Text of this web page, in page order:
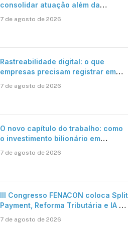
consolidar atuação além da
7 de agosto de 2026
Rastreabilidade digital: o que
empresas precisam registrar em
7 de agosto de 2026
O novo capítulo do trabalho: como
o investimento bilionário em
verdadeira era da inteligência
7 de agosto de 2026
III Congresso FENACON coloca Split
Payment, Reforma Tributária e IA no
7 de agosto de 2026